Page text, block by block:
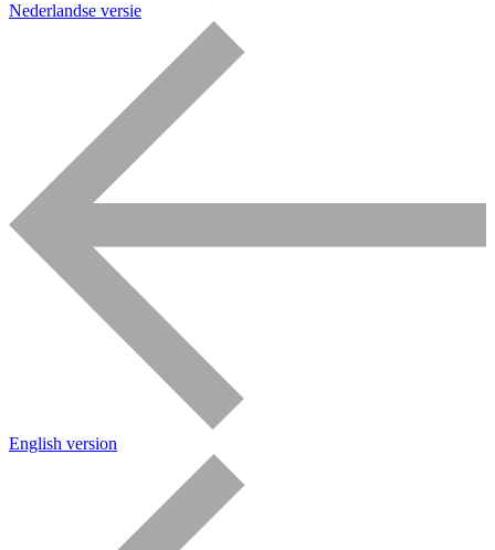
Nederlandse versie
English version